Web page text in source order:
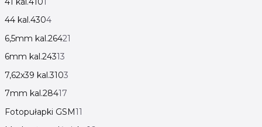
44 kal.4304
6,5mm kal.26421
6mm kal.24313
7,62x39 kal.3103
7mm kal.28417
Fotopułapki GSM11